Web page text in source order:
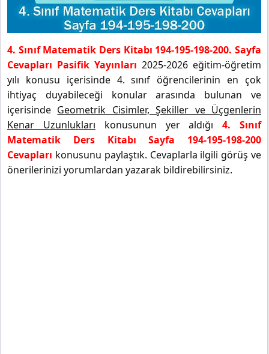
4. Sınıf Matematik Ders Kitabı 194-195-198-200. Sayfa
Cevapları Pasifik Yayınları 2025-2026 eğitim-öğretim
yılı konusu içerisinde 4. sınıf öğrencilerinin en çok
ihtiyaç duyabileceği konular arasında bulunan ve
içerisinde Geometrik Cisimler, Şekiller ve Üçgenlerin
Kenar Uzunlukları konusunun yer aldığı4. Sınıf
Matematik Ders Kitabı Sayfa 194-195-198-200
Cevapları konusunu paylaştık. Cevaplarla ilgili görüş ve
önerilerinizi yorumlardan yazarak bildirebilirsiniz.